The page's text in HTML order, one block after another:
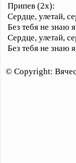
Припев (2x):
Сердце, улетай,
Без тебя не знаю
Сердце, улетай,
Без тебя не знаю
© Copyright: